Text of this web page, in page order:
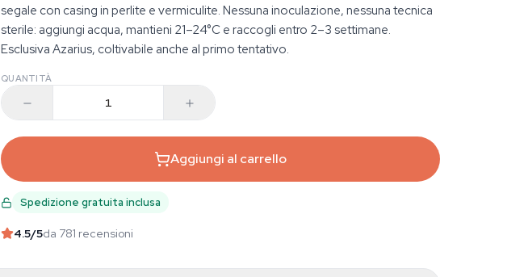
segale con casing in perlite e vermiculite. Nessuna inoculazione, nessuna tecnica
sterile: aggiungi acqua, mantieni 21–24°C e raccogli entro 2–3 settimane.
Esclusiva Azarius, coltivabile anche al primo tentativo.
QUANTITÀ
Aggiungi al carrello
Spedizione gratuita inclusa
4.5/5da 781 recensioni